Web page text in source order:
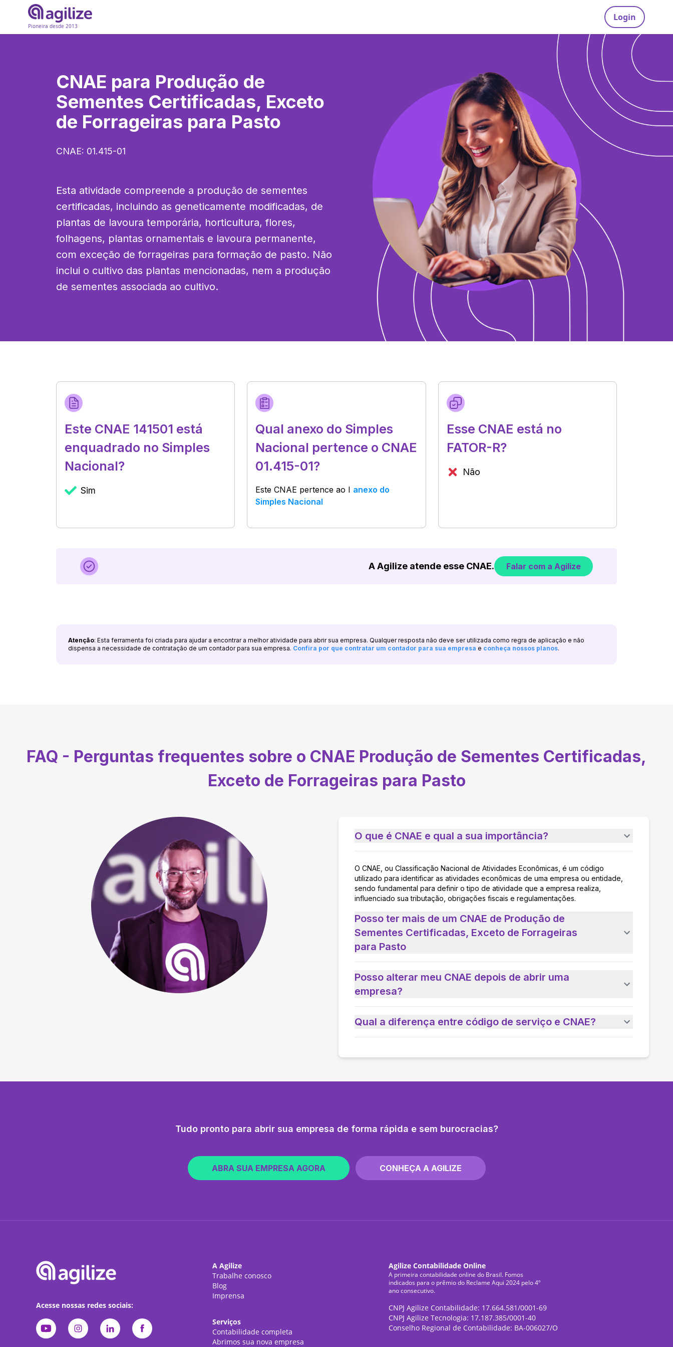
Pioneira desde 2013
Login
CNAE para Produção de
Sementes Certificadas, Exceto
de Forrageiras para Pasto
CNAE: 01.415-01
Esta atividade compreende a produção de sementes
certificadas, incluindo as geneticamente modificadas, de
plantas de lavoura temporária, horticultura, flores,
folhagens, plantas ornamentais e lavoura permanente,
com exceção de forrageiras para formação de pasto. Não
inclui o cultivo das plantas mencionadas, nem a produção
de sementes associada ao cultivo.
Este CNAE 141501 está
enquadrado no Simples
Nacional?
Sim
Qual anexo do Simples
Nacional pertence o CNAE
01.415-01?
Este CNAE pertence ao I anexo do
Simples Nacional
Esse CNAE está no
FATOR-R?
Não
A Agilize atende esse CNAE. Falar com a Agilize
Atenção: Esta ferramenta foi criada para ajudar a encontrar a melhor atividade para abrir sua empresa. Qualquer resposta não deve ser utilizada como regra de aplicação e não
dispensa a necessidade de contratação de um contador para sua empresa. Confira por que contratar um contador para sua empresa e conheça nossos planos.
FAQ - Perguntas frequentes sobre o CNAE Produção de Sementes Certificadas,
Exceto de Forrageiras para Pasto
O que é CNAE e qual a sua importância?
O CNAE, ou Classificação Nacional de Atividades Econômicas, é um código
utilizado para identificar as atividades econômicas de uma empresa ou entidade,
sendo fundamental para definir o tipo de atividade que a empresa realiza,
influenciado sua tributação, obrigações fiscais e regulamentações.
Posso ter mais de um CNAE de Produção de
Sementes Certificadas, Exceto de Forrageiras
para Pasto
Posso alterar meu CNAE depois de abrir uma
empresa?
Qual a diferença entre código de serviço e CNAE?
Tudo pronto para abrir sua empresa de forma rápida e sem burocracias?
ABRA SUA EMPRESA AGORA CONHEÇA A AGILIZE
Acesse nossas redes sociais:
A Agilize
Trabalhe conosco
Blog
Imprensa
Serviços
Contabilidade completa
Abrimos sua nova empresa
Agilize Contabilidade Online
A primeira contabilidade online do Brasil. Fomos
indicados para o prêmio do Reclame Aqui 2024 pelo 4º
ano consecutivo.
CNPJ Agilize Contabilidade: 17.664.581/0001-69
CNPJ Agilize Tecnologia: 17.187.385/0001-40
Conselho Regional de Contabilidade: BA-006027/O